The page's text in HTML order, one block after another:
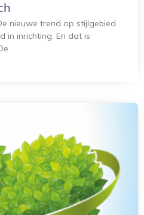
nieuwe trend op stijlgebied
in inrichting. En dat is